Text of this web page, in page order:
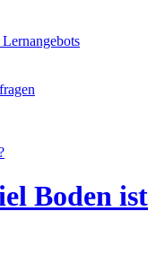
Boden ist